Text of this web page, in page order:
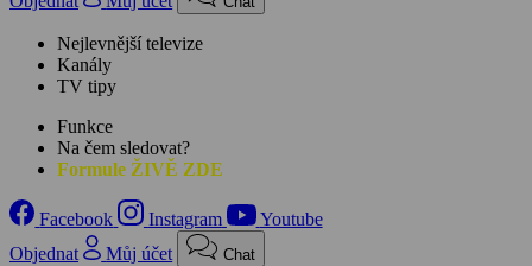
Nejlevnější televize
Kanály
TV tipy
Funkce
Na čem sledovat?
Formule ŽIVĚ ZDE
Facebook Instagram
Youtube
Objednat
Můj účet Chat